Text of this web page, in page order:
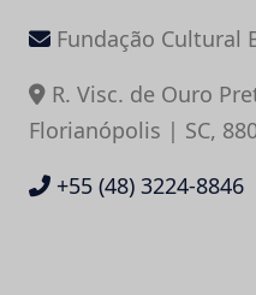
Fundação Cultural
R. Visc. de Ouro
Florianópolis | SC,
+55 (48) 3224-8846